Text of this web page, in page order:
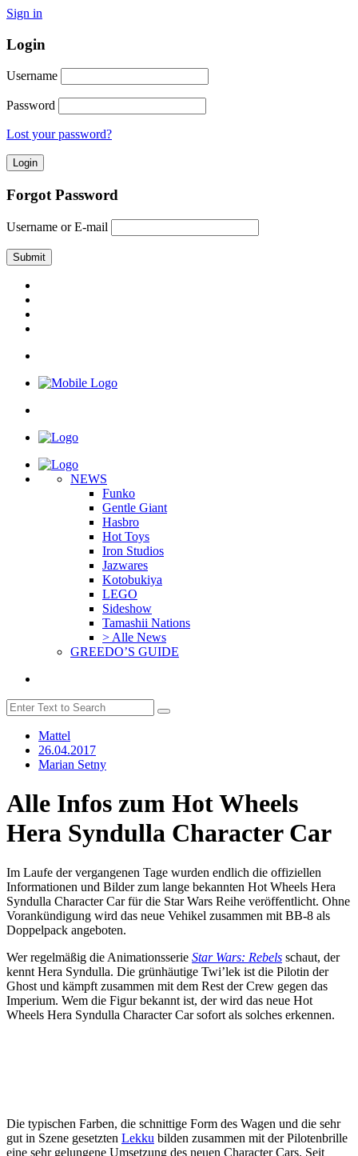
Sign in
Login
Username
Password
Lost your password?
Forgot Password
Username or E-mail
NEWS
Funko
Gentle Giant
Hasbro
Hot Toys
Iron Studios
Jazwares
Kotobukiya
LEGO
Sideshow
Tamashii Nations
> Alle News
GREEDO’S GUIDE
Mattel
26.04.2017
Marian Setny
Alle Infos zum Hot Wheels
Hera Syndulla Character Car
Im Laufe der vergangenen Tage wurden endlich die offiziellen
Informationen und Bilder zum lange bekannten Hot Wheels Hera
Syndulla Character Car für die Star Wars Reihe veröffentlicht. Ohne
Vorankündigung wird das neue Vehikel zusammen mit BB-8 als
Doppelpack angeboten.
Wer regelmäßig die Animationsserie Star Wars: Rebels schaut, der
kennt Hera Syndulla. Die grünhäutige Twi’lek ist die Pilotin der
Ghost und kämpft zusammen mit dem Rest der Crew gegen das
Imperium. Wem die Figur bekannt ist, der wird das neue Hot
Wheels Hera Syndulla Character Car sofort als solches erkennen.
Die typischen Farben, die schnittige Form des Wagen und die sehr
gut in Szene gesetzten Lekku bilden zusammen mit der Pilotenbrille
eine sehr gelungene Umsetzung des neuen Character Cars. Seit